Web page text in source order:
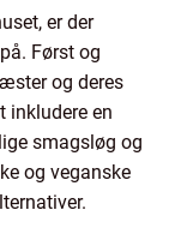
er der
Først og
og deres
inkludere en
smagsløg og
og veganske